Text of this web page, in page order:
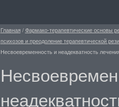
Главная /Фармако-терапевтические основы
психозов и преодоление терапевтической
Несвоевременность и неадекватность